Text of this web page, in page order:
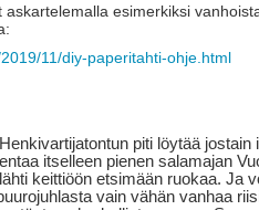
esimerkiksi
11/diy-paperitahti-ohje.html
piti löytää jostain
itselleen pienen salamajan
keittiöön etsimään ruokaa. Ja
vain vähän vanhaa